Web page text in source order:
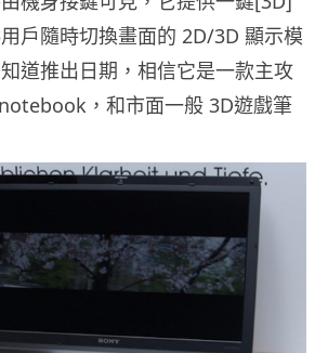
戶隨時切換畫面的 2D/3D 顯示模
道推出日期，相信它是一款主攻
，和市面一般 3D遊戲筆